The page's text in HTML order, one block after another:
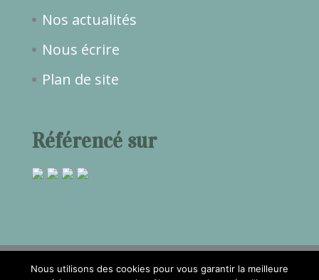
Nos actualités
Nous écrire
Plan de site
Référencé sur
Nous utilisons des cookies pour vous garantir la meilleure